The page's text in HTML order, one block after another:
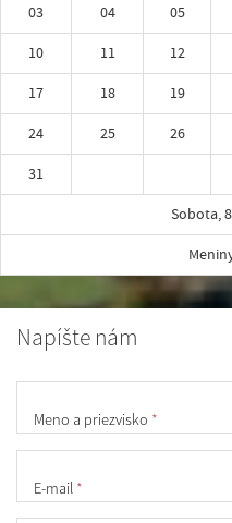
03
04 05
10
11 12
17
18 19
24
25 26
31
Sobota,
Napíšte nám
Meno a priezvisko *
E-mail *